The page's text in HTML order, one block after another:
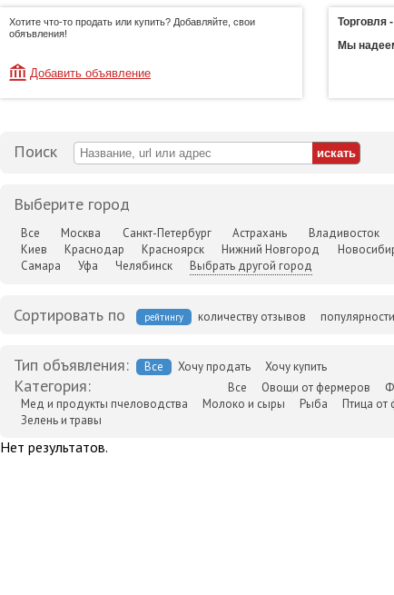
Хотите что-то продать или купить? Добавляйте, свои
обяъвления!
Добавить объявление
Торговля
Мы
Поиск
Выберите город
Все Москва Санкт-Петербург Астрахань Владивосток
Киев
Краснодар Красноярск Нижний Новгород
Самара
Уфа Челябинск Выбрать другой город
Сортировать по рейтингу количеству отзывов популярности
Тип объявления: Все Хочу продать Хочу купить
Категория: Все Овощи от фермеров
Мед и продукты пчеловодства
Молоко и сыры Рыба Птица от
Зелень и травы
Нет результатов.